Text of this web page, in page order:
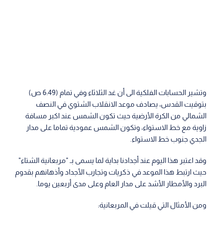
وتشير الحسابات الفلكية الى أن غد الثلاثاء وفي تمام (6:49 ص)
بتوقيت القدس، يصادف موعد الانقلاب الشتوي في النصف
الشمالي من الكرة الأرضية حيث تكون الشمس عند اكبر مسافة
زاوية مع خط الاستواء، وتكون الشمس عمودية تماما على مدار
الجدي جنوب خط الاستواء.
وقد اعتبر هذا اليوم عند أجدادنا بداية لما يسمى بـ "مربعانية الشتاء"
حيث ارتبط هذا الموعد في ذكريات وتجارب الأجداد وأذهانهم بقدوم
البرد والأمطار الأشد على مدار العام وعلى مدى أربعين يوما.
ومن الأمثال التي قيلت في المربعانية: